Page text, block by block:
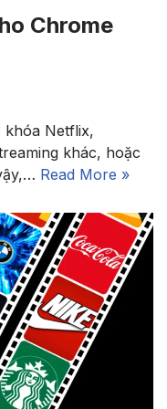
Chrome
khóa Netflix,
khác, hoặc
Read More »